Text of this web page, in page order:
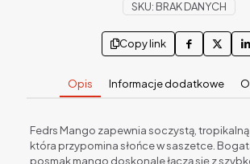
SKU: BRAK DANYCH
Copy link
Opis Informacje dodatkowe
Fedrs Mango zapewnia soczystą, tropikalną
która przypomina słońce w saszetce.
posmak mango doskonale łączą się z